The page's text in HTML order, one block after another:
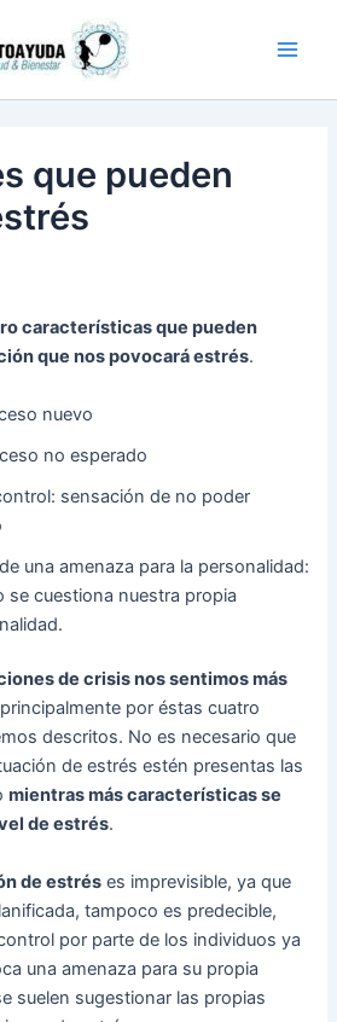
que pueden
características que pueden
que nos povocará estrés.
nuevo
no esperado
sensación de no poder
una amenaza para la personalidad:
se cuestiona nuestra propia
de crisis nos sentimos más
por éstas cuatro
descritos. No es necesario que
de estrés estén presentas las
mientras más características se
de estrés.
de estrés es imprevisible, ya que
tampoco es predecible,
por parte de los individuos ya
una amenaza para su propia
suelen sugestionar las propias